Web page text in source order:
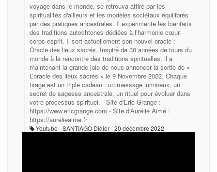
voyage dans le monde, se retrouva attiré par les
spiritualités d'ailleurs et les modèles sociétaux équilibrés
par des pratiques ancestrales. Il expérimente les bienfaits
des traditions autochtones dédiées à l’harmonie cœur-
corps-esprit. Il sort actuellement son nouvel oracle :
Oracle des lieux sacrés. Inspiré de 30 années de tours du
monde à la rencontre des traditions spirituelles, il a
maintenant la grande joie de nous annoncer la sortie de «
L’oracle des lieux sacrés » le 9 Novembre 2022. Chaque
tirage est un triple cadeau : un message lumineux, un
secret de sagesse ancestrale, un rituel pour évoluer dans
votre processus spirituel. - Site d'Eric Grange :
https://www.ericgrange.com - Site d'Aurélie Aimé :
https://aurelieaime.fr
Youtube - SANTIAGO Didier 20 décembre 2022